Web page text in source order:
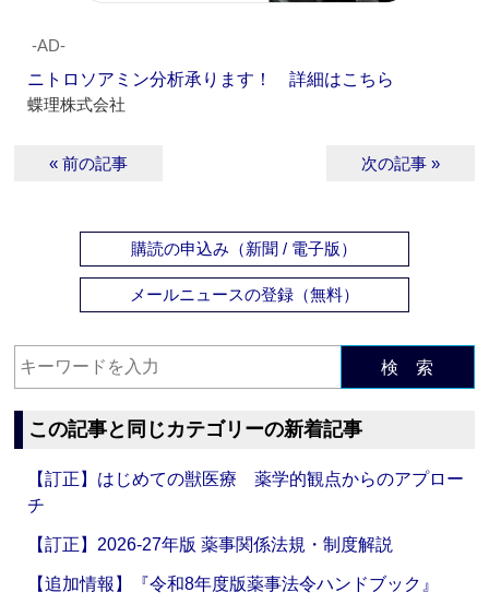
‐AD‐
ニトロソアミン分析承ります！ 詳細はこちら
蝶理株式会社
« 前の記事 次の記事 »
購読の申込み（新聞 / 電子版）
メールニュースの登録（無料）
検 索
この記事と同じカテゴリーの新着記事
【訂正】はじめての獣医療 薬学的観点からのアプロー
チ
【訂正】2026-27年版 薬事関係法規・制度解説
【追加情報】『令和8年度版薬事法令ハンドブック』